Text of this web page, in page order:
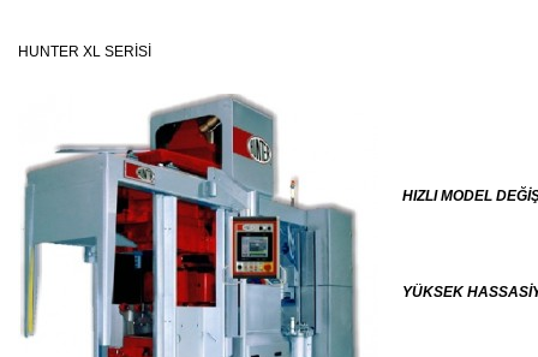
HUNTER XL SERİSİ
HIZLI MODEL
YÜKSEK